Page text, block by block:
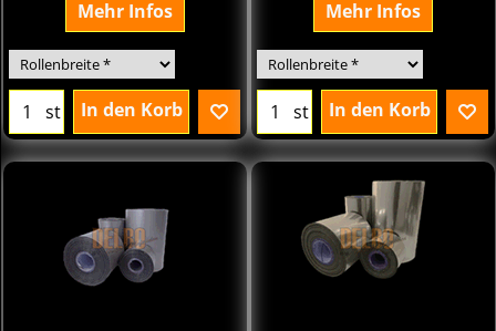
Mehr Infos
st In den Korb
Mehr Infos
st In den Korb